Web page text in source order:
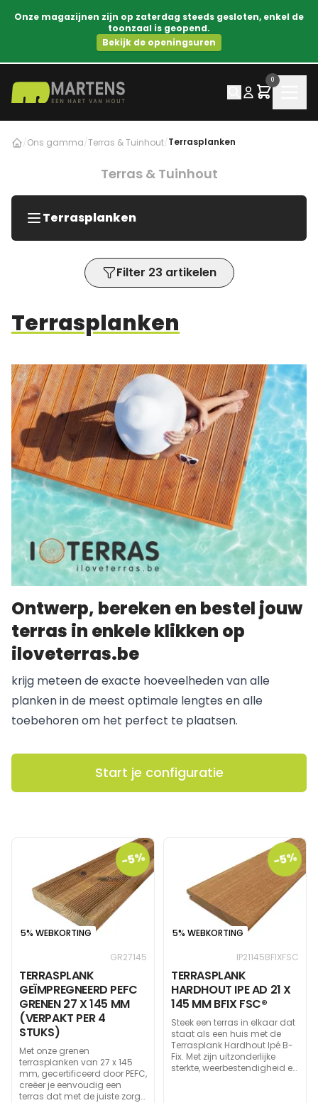
Onze magazijnen zijn op zaterdag steeds gesloten, enkel de
toonzaal is geopend.
Bekijk de openingsuren
0
/Ons gamma/Terras & Tuinhout/Terrasplanken
Terras & Tuinhout
Terrasplanken
Filter 23 artikelen
Terrasplanken
Ontwerp, bereken en bestel jouw
terras in enkele klikken op
iloveterras.be
krijg meteen de exacte hoeveelheden van alle
planken in de meest optimale lengtes en alle
toebehoren om het perfect te plaatsen.
Start je configuratie
-5%
5% WEBKORTING
GR27145
TERRASPLANK
GEÏMPREGNEERD PEFC
GRENEN 27 X 145 MM
(VERPAKT PER 4
STUKS)
Met onze grenen
terrasplanken van 27 x 145
mm, gecertificeerd door PEFC,
creëer je eenvoudig een
terras dat met de juiste zorg
-5%
5% WEBKORTING
IP21145BFIXFSC
TERRASPLANK
HARDHOUT IPE AD 21 X
145 MM BFIX FSC®
Steek een terras in elkaar dat
staat als een huis met de
Terrasplank Hardhout Ipé B-
Fix. Met zijn uitzonderlijke
sterkte, weerbestendigheid en